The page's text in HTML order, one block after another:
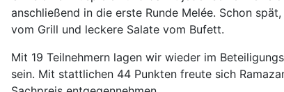
anschließend in die erste Runde Melée. Schon
vom Grill und leckere Salate vom Bufett.
Mit 19 Teilnehmern lagen wir wieder im
sein. Mit stattlichen 44 Punkten freute sich